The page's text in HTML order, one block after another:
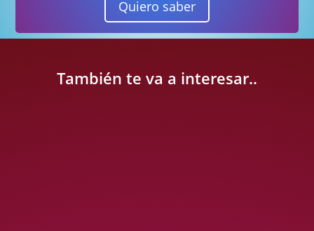
Quiero saber
También te va a interesar..